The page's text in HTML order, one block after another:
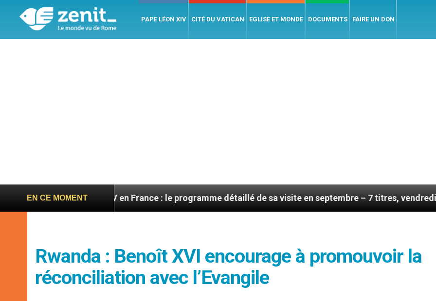
PAPE LÉON XIV CITÉ DU VATICAN EGLISE ET MONDE DOCUMENTS FAIRE UN DON
EN CE MOMENT
Léon XIV en France : le programme détaillé de sa visite en septembre – 7 titres, vendredi 7 août
Rwanda : Benoît XVI encourage à promouvoir la
réconciliation avec l’Evangile